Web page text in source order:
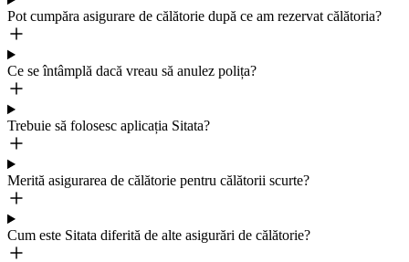
Pot cumpăra asigurare de călătorie după ce am rezervat călătoria?
Ce se întâmplă dacă vreau să anulez polița?
Trebuie să folosesc aplicația Sitata?
Merită asigurarea de călătorie pentru călătorii scurte?
Cum este Sitata diferită de alte asigurări de călătorie?